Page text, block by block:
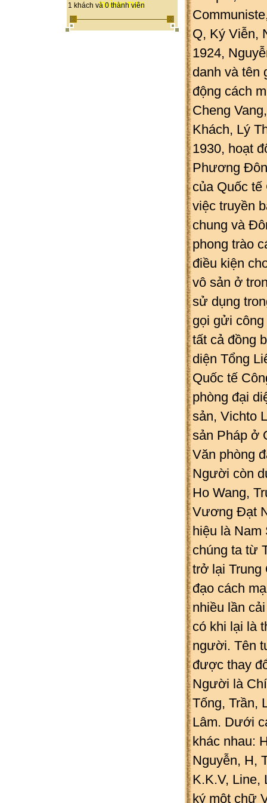
THÀNH TỰU
1 khách và 0 thành viên
Q, Ký Viễn,
1924,
danh và tên
động cách
Cheng
Khách, Lý
1930, hoạt
Phương
của Quốc tế
việc truyền
chung và
phong trào
điều kiện
vô sản ở
sử dụng
gọi gửi
tất cả đồng
diện Tổng
Quốc tế
phòng đại
sản, Vichto
sản Pháp ở
Văn phòng
Người còn
Ho Wang,
Vương Đạt
hiệu là Nam
chúng ta từ
trở lại Trung
đạo cách
nhiều lần
có khi lại là
người. Tên
được thay
Người là
Tống, Trần,
Lâm. Dưới
khác nhau:
Nguyễn, H,
K.K.V, Line,
ký một chữ